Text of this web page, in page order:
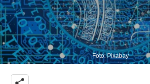
Foto: Pixabay